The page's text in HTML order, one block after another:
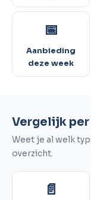
📅
Aanbieding
deze week
Vergelijk
Weet je al welk
overzicht.
📄